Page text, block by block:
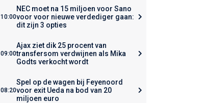
10:00
NEC moet na 15 miljoen voor Sano
voor voor nieuwe verdediger gaan:
dit zijn 3 opties
09:00
Ajax ziet dik 25 procent van
transfersom verdwijnen als Mika
Godts verkocht wordt
08:20
Spel op de wagen bij Feyenoord
voor exit Ueda na bod van 20
miljoen euro